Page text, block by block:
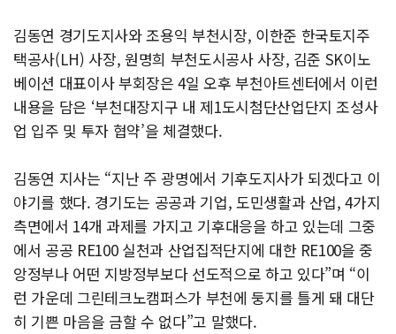
김동연 경기도지사와 조용익 부천시장, 이한준 한국토지주
택공사(LH) 사장, 원명희 부천도시공사 사장, 김준 SK이노
베이션 대표이사 부회장은 4일 오후 부천아트센터에서 이런
내용을 담은 ‘부천대장지구 내 제1도시첨단산업단지 조성사
업 입주 및 투자 협약’을 체결했다.
김동연 지사는 “지난 주 광명에서 기후도지사가 되겠다고 이
야기를 했다. 경기도는 공공과 기업, 도민생활과 산업, 4가지
측면에서 14개 과제를 가지고 기후대응을 하고 있는데 그중
에서 공공 RE100 실천과 산업집적단지에 대한 RE100을 중
앙정부나 어떤 지방정부보다 선도적으로 하고 있다”며 “이
런 가운데 그린테크노캠퍼스가 부천에 둥지를 틀게 돼 대단
히 기쁜 마음을 금할 수 없다”고 말했다.